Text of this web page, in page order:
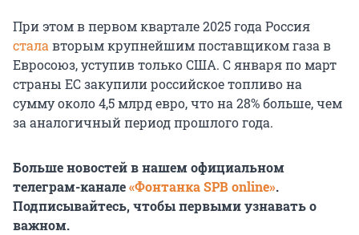
При этом в первом квартале 2025 года Россия
стала вторым крупнейшим поставщиком газа в
Евросоюз, уступив только США. С января по март
страны ЕС закупили российское топливо на
сумму около 4,5 млрд евро, что на 28% больше, чем
за аналогичный период прошлого года.
Больше новостей в нашем официальном
телеграм-канале«Фонтанка SPB online».
Подписывайтесь, чтобы первыми узнавать о
важном.